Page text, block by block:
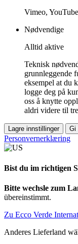
Vimeo, YouTube
Nødvendige
Alltid aktive
Teknisk
grunnleggende
eksempel at du
logge deg på
oss å knytte
aldri videre til
Lagre innstillinger Gi
Personvernerklæring
Bist du im richtigen
Bitte wechsle zum
übereinstimmt.
Zu Ecco Verde
Anderes Lieferland